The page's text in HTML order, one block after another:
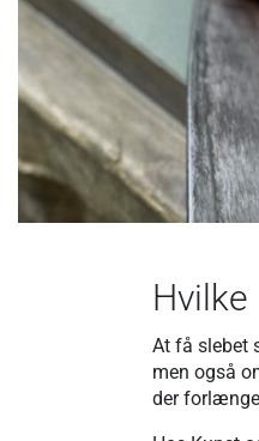
Hvilke
At få slebet
men også
der